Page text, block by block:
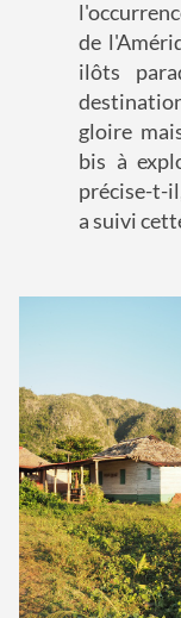
de
ilôts
gloire
bis à
précise-t-
a suivi